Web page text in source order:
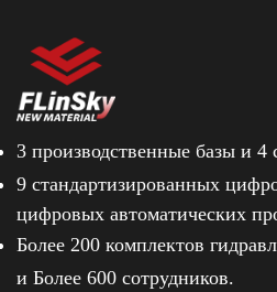
3 производственные базы и 4
9 стандартизированных
цифровых автоматических
Более 200 комплектов
и Более 600 сотрудников.